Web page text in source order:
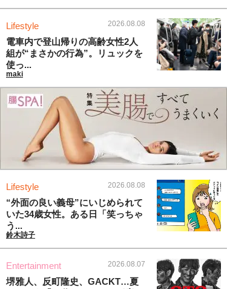
Lifestyle 2026.08.08
電車内で登山帰りの高齢女性2人
組が“まさかの行為”。リュックを
使っ...
maki
Lifestyle 2026.08.08
“外面の良い義母”にいじめられて
いた34歳女性。ある日「笑っちゃ
う...
鈴木詩子
Entertainment 2026.08.07
堺雅人、反町隆史、GACKT…夏